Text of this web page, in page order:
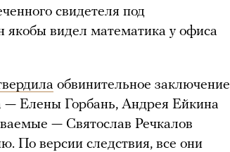
свидетеля под
видел математика у офиса
обвинительное заключение
— Елены Горбань, Андрея Ейкина
— Святослав Речкалов
По версии следствия, все они